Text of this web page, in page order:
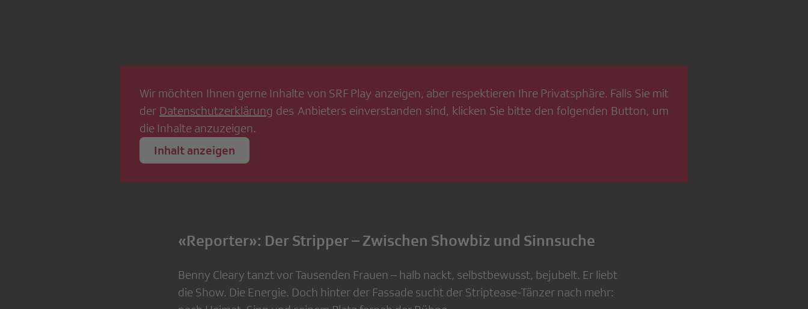
Wir möchten Ihnen gerne Inhalte von SRF Play anzeigen, aber respektieren Ihre Privatsphäre. Falls Sie mit
der Datenschutzerklärung des Anbieters einverstanden sind, klicken Sie bitte den folgenden Button, um
die Inhalte anzuzeigen.
Inhalt anzeigen
«Reporter»: Der Stripper – Zwischen Showbiz und Sinnsuche
Benny Cleary tanzt vor Tausenden Frauen – halb nackt, selbstbewusst, bejubelt. Er liebt
die Show. Die Energie. Doch hinter der Fassade sucht der Striptease-Tänzer nach mehr: